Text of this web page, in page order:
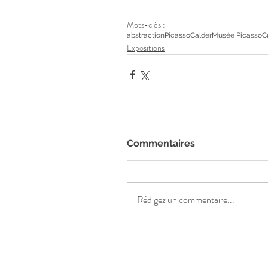
Mots-clés :
abstractionPicassoCalderMusée Picasso
Expositions
Commentaires
Rédigez un commentaire...